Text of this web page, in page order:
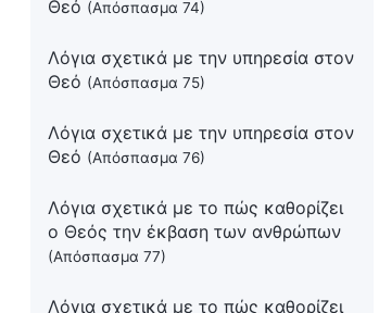
Θεό (Απόσπασμα 74)
Λόγια σχετικά με την υπηρεσία στον
Θεό (Απόσπασμα 75)
Λόγια σχετικά με την υπηρεσία στον
Θεό (Απόσπασμα 76)
Λόγια σχετικά με το πώς καθορίζει
ο Θεός την έκβαση των ανθρώπων
(Απόσπασμα 77)
Λόγια σχετικά με το πώς καθορίζει